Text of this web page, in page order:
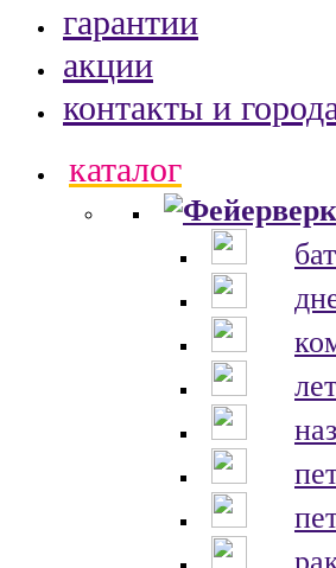
гарантии
акции
контакты и
каталог